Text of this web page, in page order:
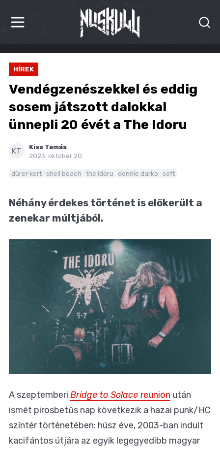
HÍREK
KRITIKÁK
BESZÁMOLÓK
INTERJÚK
PREMIEREK
BLOG
HÍREK
Vendégzenészekkel és eddig
sosem játszott dalokkal
ünnepli 20 évét a The Idoru
KT
Kiss Tamás
2023. október 20.
dürer kert shell beach the idoru donnie darko soft
Néhány érdekes történet is előkerült a
zenekar múltjából.
A szeptemberi Bridge to Solace reunion után
ismét pirosbetűs nap következik a hazai punk/HC
színtér történetében: húsz éve, 2003-ban indult
kacifántos útjára az egyik legegyedibb magyar